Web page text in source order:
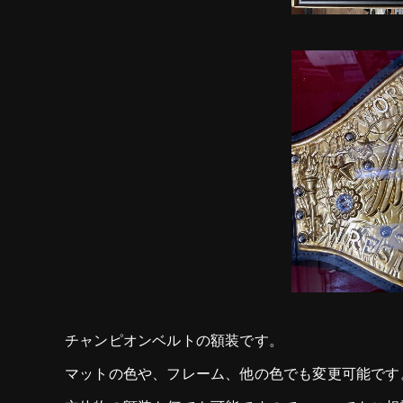
チャンピオンベルトの額装です。
マットの色や、フレーム、他の色でも変更可能で